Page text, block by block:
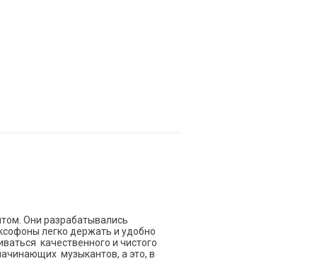
Они разрабатывались
легко держать и удобно
качественного и чистого
музыкантов, а это, в